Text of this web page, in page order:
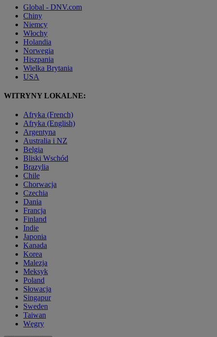
Global - DNV.com
Chiny
Niemcy
Włochy
Holandia
Norwegia
Hiszpania
Wielka Brytania
USA
WITRYNY LOKALNE:
Afryka (French)
Afryka (English)
Argentyna
Australia i NZ
Belgia
Bliski Wschód
Brazylia
Chile
Chorwacja
Czechia
Dania
Francja
Finland
Indie
Japonia
Kanada
Korea
Malezja
Meksyk
Poland
Słowacja
Singapur
Sweden
Taiwan
Węgry